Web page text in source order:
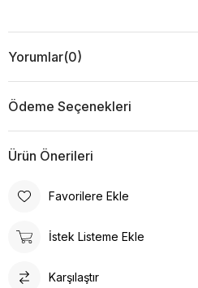
Yorumlar(0)
Ödeme Seçenekleri
Ürün Önerileri
Favorilere Ekle
İstek Listeme Ekle
Karşılaştır